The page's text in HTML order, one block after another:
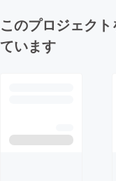
このプロジェク
ています